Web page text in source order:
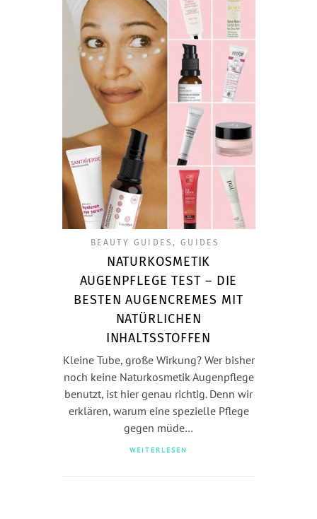
BEAUTY GUIDES , GUIDES
NATURKOSMETIK
AUGENPFLEGE TEST – DIE
BESTEN AUGENCREMES MIT
NATÜRLICHEN
INHALTSSTOFFEN
Kleine Tube, große Wirkung? Wer bisher
noch keine Naturkosmetik Augenpflege
benutzt, ist hier genau richtig. Denn wir
erklären, warum eine spezielle Pflege
gegen müde…
WEITERLESEN